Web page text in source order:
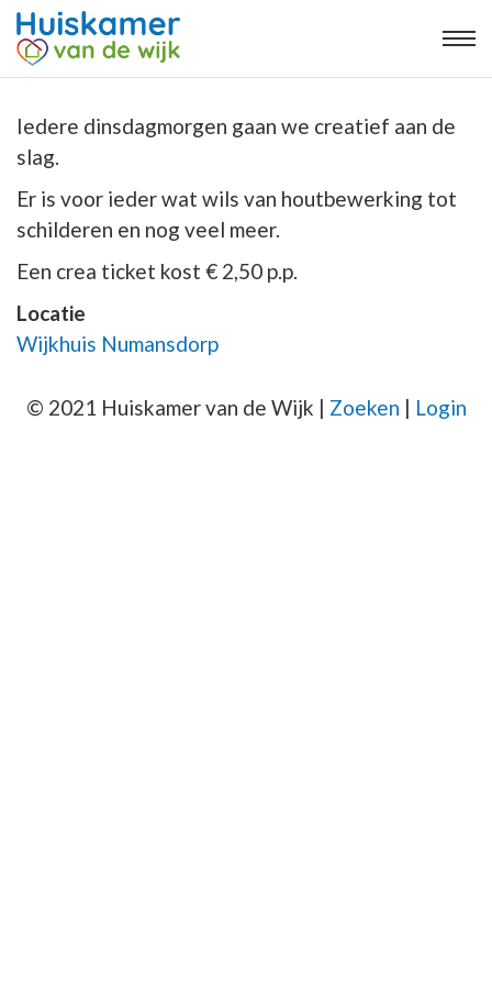
Iedere dinsdagmorgen gaan we creatief aan de
slag.
Er is voor ieder wat wils van houtbewerking tot
schilderen en nog veel meer.
Een crea ticket kost € 2,50 p.p.
Locatie
Wijkhuis Numansdorp
© 2021 Huiskamer van de Wijk | Zoeken | Login